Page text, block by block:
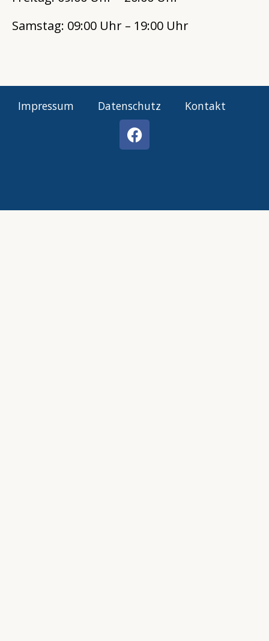
Samstag: 09:00 Uhr – 19:00 Uhr
Impressum Datenschutz Kontakt